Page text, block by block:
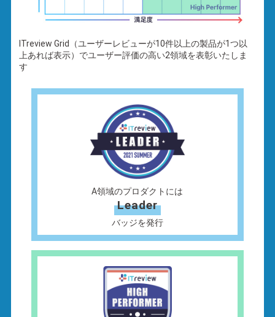
ITreview Grid（ユーザーレビューが10件以上の製品が1つ以
上あれば表示）でユーザー評価の高い2領域を表彰いたしま
す
A領域のプロダクトには
Leader
バッジを発行